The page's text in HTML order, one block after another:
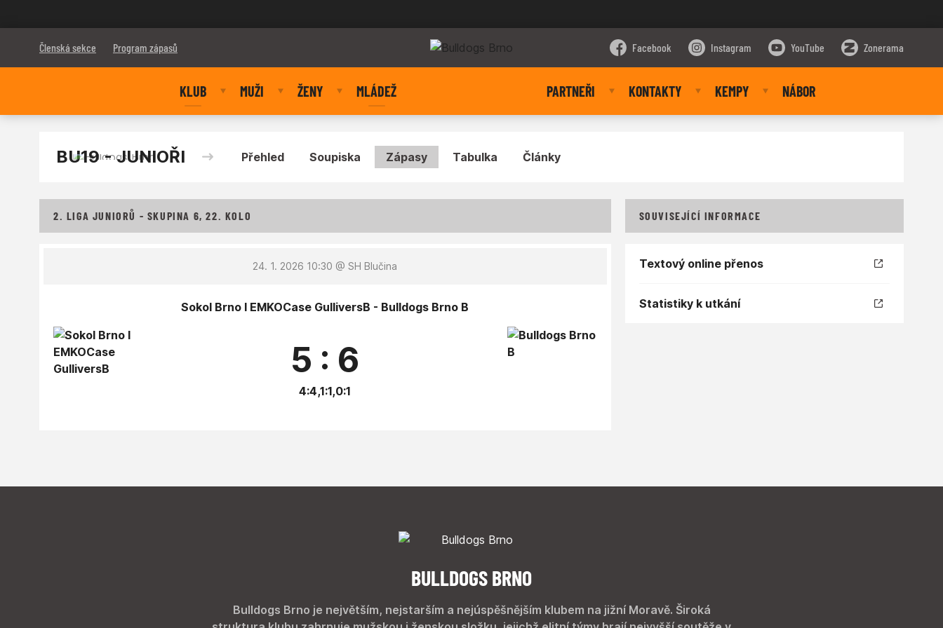
Členská sekce Program zápasů Facebook Instagram YouTube Zonerama
KLUB MUŽI ŽENY MLÁDEŽ PARTNEŘI KONTAKTY KEMPY NÁBOR
BU19 - JUNIOŘI Přehled Soupiska Zápasy Tabulka Články
2. LIGA JUNIORŮ - SKUPINA 6, 22. KOLO
24. 1. 2026 10:30 @ SH Blučina
Sokol Brno I EMKOCase GulliversB - Bulldogs Brno B
5 : 6
4:4,1:1,0:1
SOUVISEJÍCÍ INFORMACE
Textový online přenos
Statistiky k utkání
BULLDOGS BRNO
Bulldogs Brno je největším, nejstarším a nejúspěšnějším klubem na jižní Moravě. Široká